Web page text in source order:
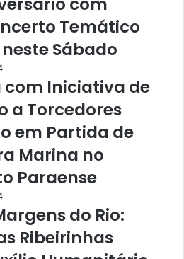
n
a
r
s
o
d
S
u
e
i
com
Temático
Sábado
com Iniciativa de
a Torcedores
em Partida de
Marina no
Paraense
do Rio:
Ribeirinhas